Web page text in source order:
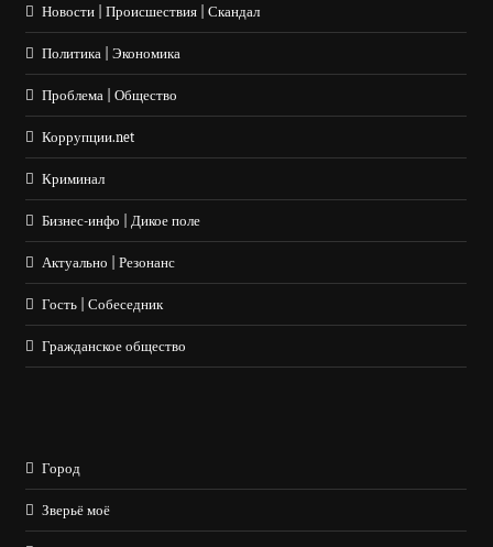
Новости | Происшествия | Скандал
Политика | Экономика
Проблема | Общество
Коррупции.net
Криминал
Бизнес-инфо | Дикое поле
Актуально | Резонанс
Гость | Собеседник
Гражданское общество
Город
Зверьё моё